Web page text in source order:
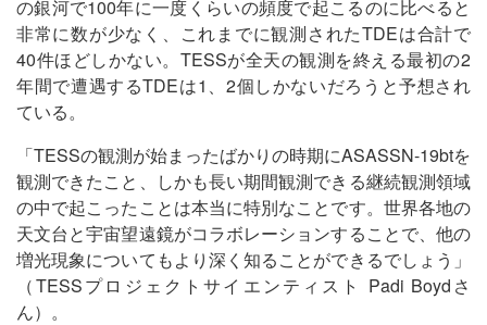
の銀河で100年に一度くらいの頻度で起こるのに比べると
非常に数が少なく、これまでに観測されたTDEは合計で
40件ほどしかない。TESSが全天の観測を終える最初の2
年間で遭遇するTDEは1、2個しかないだろうと予想され
ている。
「TESSの観測が始まったばかりの時期にASASSN-19btを
観測できたこと、しかも長い期間観測できる継続観測領域
の中で起こったことは本当に特別なことです。世界各地の
天文台と宇宙望遠鏡がコラボレーションすることで、他の
増光現象についてもより深く知ることができるでしょう」
（TESSプロジェクトサイエンティスト Padi Boydさ
ん）。